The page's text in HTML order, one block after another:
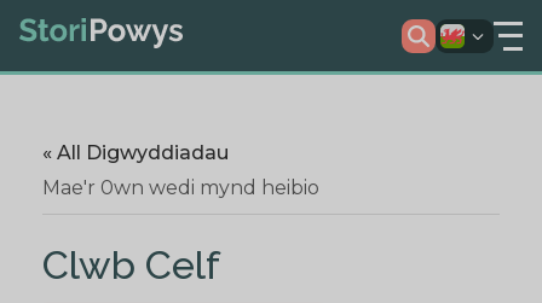
« All Digwyddiadau
Mae'r 0wn wedi mynd heibio
Clwb Celf